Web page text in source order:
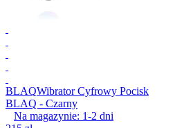
BLAQWibrator Cyfrowy Pocisk
BLAQ - Czarny
Na magazynie: 1-2 dni